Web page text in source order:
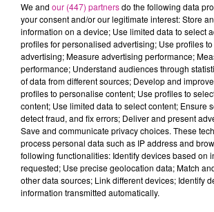
Cet élément est masqué compte-
dépôt de cookies que vous avez
souhaitez l'afficher, merci de nous
en cliquant sur le bouton ci-
Afficher l'élément
Toys Story 5 : Avec les voix de Jean-
(Woody), Richard Darbois (Buzz), Laura
We and our (447) partnersdo the following data
your consent and/or our legitimate interest: Store
information on a device; Use limited data to select
profiles for personalised advertising; Use profiles
advertising; Measure advertising performance;
performance; Understand audiences through
of data from different sources; Develop and
profiles to personalise content; Use profiles to
content; Use limited data to select content; Ensure
detect fraud, and fix errors; Deliver and present
Save and communicate privacy choices. These
process personal data such as IP address and
following functionalities: Identify devices based on
requested; Use precise geolocation data; Match
other data sources; Link different devices; Identify
information transmitted automatically.